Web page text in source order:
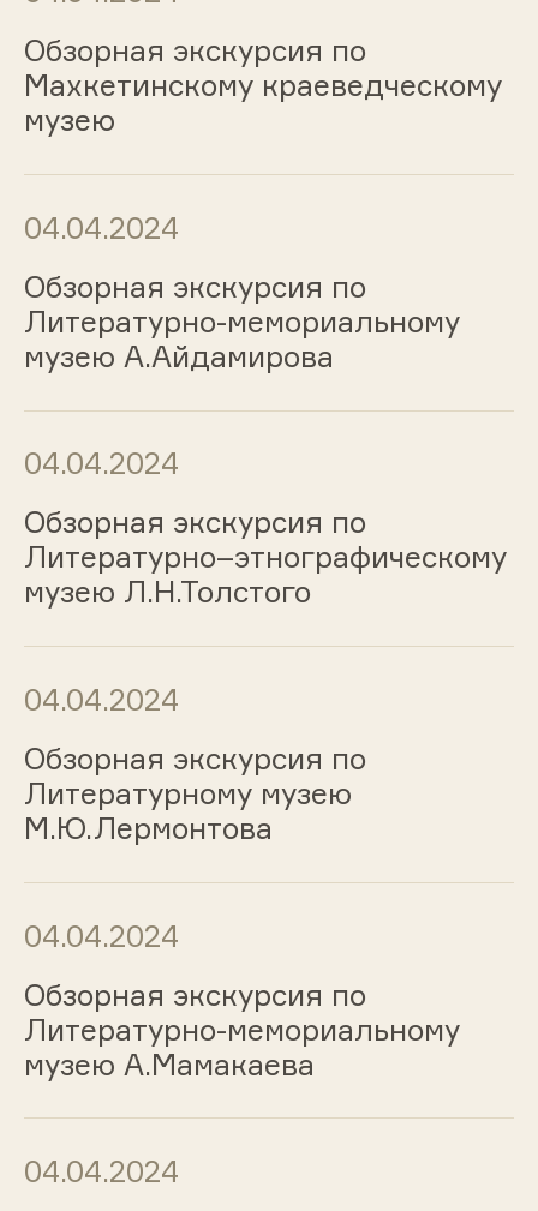
Обзорная экскурсия по
Махкетинскому краеведческому
музею
04.04.2024
Обзорная экскурсия по
Литературно-мемориальному
музею А.Айдамирова
04.04.2024
Обзорная экскурсия по
Литературно–этнографическому
музею Л.Н.Толстого
04.04.2024
Обзорная экскурсия по
Литературному музею
М.Ю.Лермонтова
04.04.2024
Обзорная экскурсия по
Литературно-мемориальному
музею А.Мамакаева
04.04.2024